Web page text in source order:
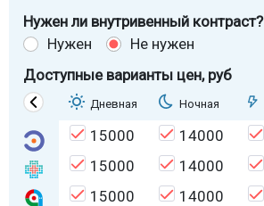
Нужен ли внутривенный контраст?
Нужен
Не нужен
Доступные варианты цен, руб
Дневная Ночная
15000 14000
15000
14000
15000
14000